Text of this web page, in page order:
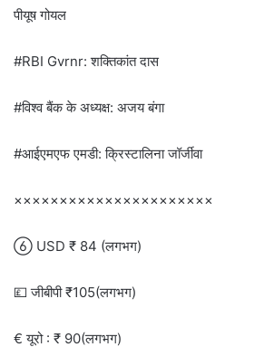
पीयूष गोयल
#RBI Gvrnr: शक्तिकांत दास
#विश्व बैंक के अध्यक्ष: अजय बंगा
#आईएमएफ एमडी: क्रिस्टालिना जॉर्जीवा
××××××××××××××××××××××
 USD ₹ 84 (लगभग)
💷 जीबीपी ₹105(लगभग)
€ यूरो : ₹ 90(लगभग)